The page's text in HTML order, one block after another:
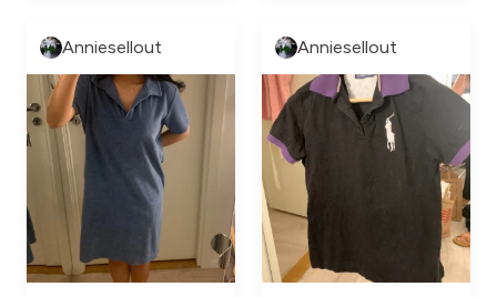
Anniesellout Anniesellout